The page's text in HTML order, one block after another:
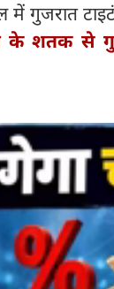
गुजरात
शतक से